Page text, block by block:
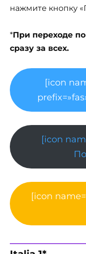
нажмите кнопку
*При переходе
сразу за всех.
[icon
[icon
[icon